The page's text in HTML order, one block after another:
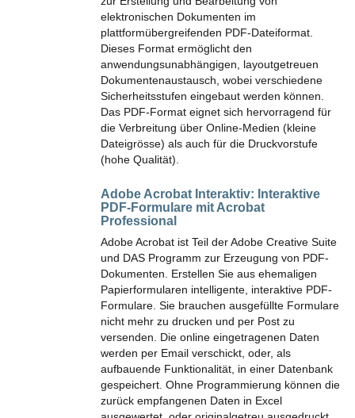
elektronischen Dokumenten im
plattformübergreifenden PDF-Dateiformat.
Dieses Format ermöglicht den
anwendungsunabhängigen, layoutgetreuen
Dokumentenaustausch, wobei verschiedene
Sicherheitsstufen eingebaut werden können.
Das PDF-Format eignet sich hervorragend für
die Verbreitung über Online-Medien (kleine
Dateigrösse) als auch für die Druckvorstufe
(hohe Qualität).
Adobe Acrobat Interaktiv: Interaktive
PDF-Formulare mit Acrobat
Professional
Adobe Acrobat ist Teil der Adobe Creative Suite
und DAS Programm zur Erzeugung von PDF-
Dokumenten. Erstellen Sie aus ehemaligen
Papierformularen intelligente, interaktive PDF-
Formulare. Sie brauchen ausgefüllte Formulare
nicht mehr zu drucken und per Post zu
versenden. Die online eingetragenen Daten
werden per Email verschickt, oder, als
aufbauende Funktionalität, in einer Datenbank
gespeichert. Ohne Programmierung können die
zurück empfangenen Daten in Excel